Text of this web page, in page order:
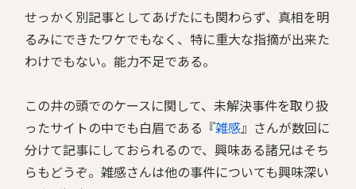
せっかく別記事としてあげたにも関わらず、真相を明
るみにできたワケでもなく、特に重大な指摘が出来た
わけでもない。能力不足である。
この井の頭でのケースに関して、未解決事件を取り扱
ったサイトの中でも白眉である『雑感』さんが数回に
分けて記事にしておられるので、興味ある諸兄はそち
らもどうぞ。雑感さんは他の事件についても興味深い